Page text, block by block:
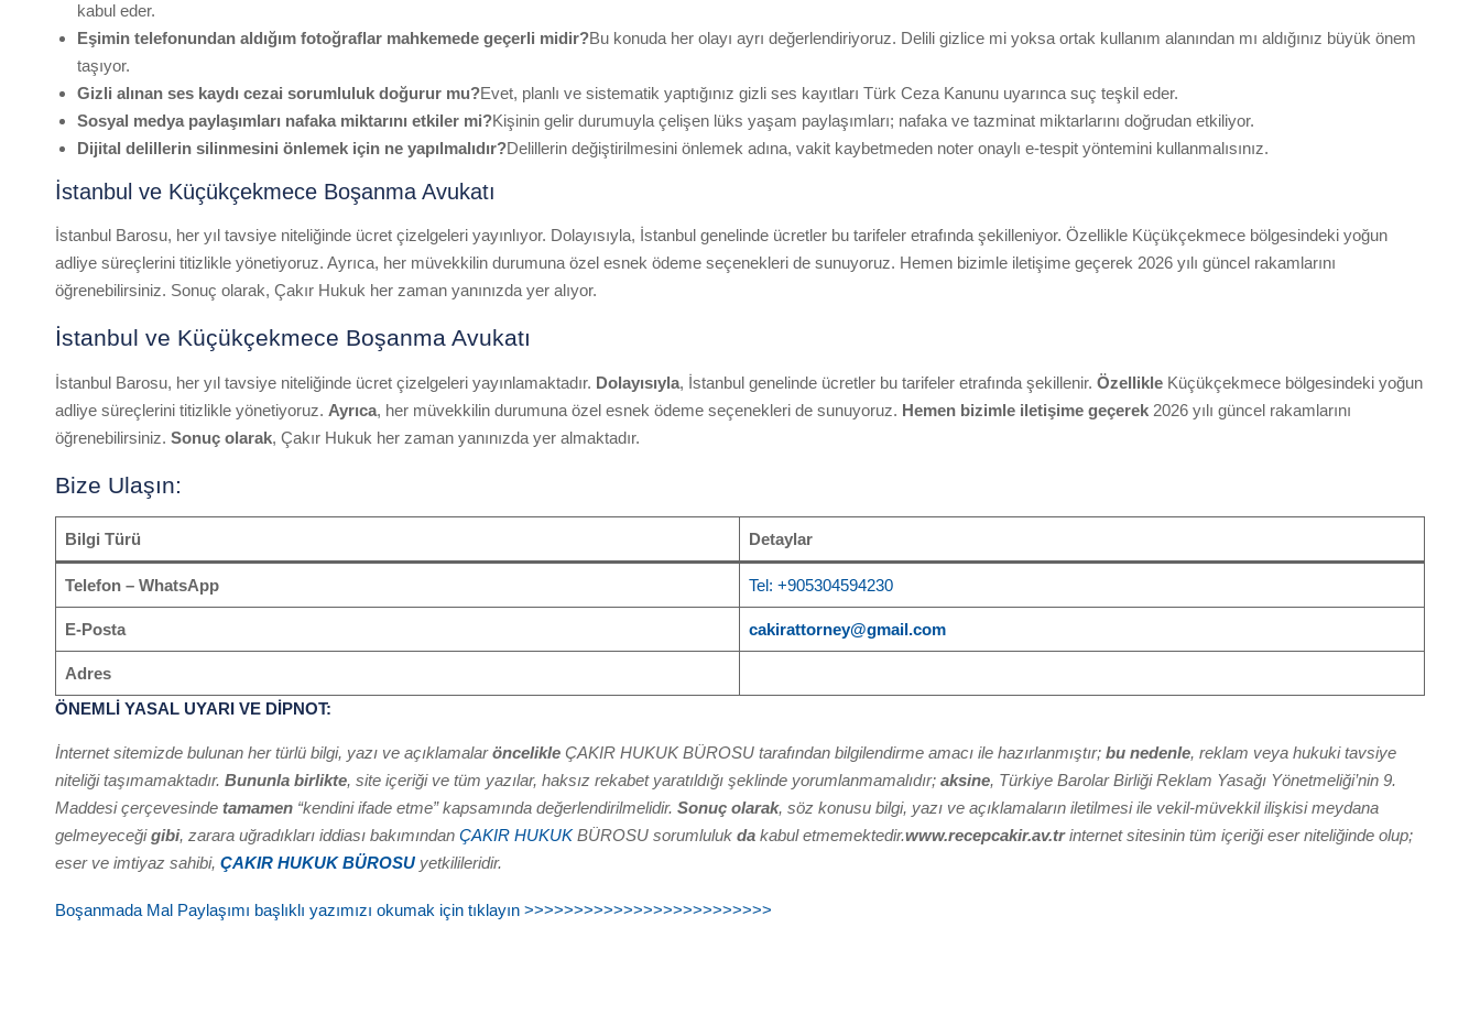
kabul eder.
Eşimin telefonundan aldığım fotoğraflar mahkemede geçerli midir?Bu konuda her olayı ayrı değerlendiriyoruz. Delili gizlice mi yoksa ortak kullanım alanından mı aldığınız büyük önem
taşıyor.
Gizli alınan ses kaydı cezai sorumluluk doğurur mu?Evet, planlı ve sistematik yaptığınız gizli ses kayıtları Türk Ceza Kanunu uyarınca suç teşkil eder.
Sosyal medya paylaşımları nafaka miktarını etkiler mi?Kişinin gelir durumuyla çelişen lüks yaşam paylaşımları; nafaka ve tazminat miktarlarını doğrudan etkiliyor.
Dijital delillerin silinmesini önlemek için ne yapılmalıdır?Delillerin değiştirilmesini önlemek adına, vakit kaybetmeden noter onaylı e-tespit yöntemini kullanmalısınız.
İstanbul ve Küçükçekmece Boşanma Avukatı
İstanbul Barosu, her yıl tavsiye niteliğinde ücret çizelgeleri yayınlıyor. Dolayısıyla, İstanbul genelinde ücretler bu tarifeler etrafında şekilleniyor. Özellikle Küçükçekmece bölgesindeki yoğun
adliye süreçlerini titizlikle yönetiyoruz. Ayrıca, her müvekkilin durumuna özel esnek ödeme seçenekleri de sunuyoruz. Hemen bizimle iletişime geçerek 2026 yılı güncel rakamlarını
öğrenebilirsiniz. Sonuç olarak, Çakır Hukuk her zaman yanınızda yer alıyor.
İstanbul ve Küçükçekmece Boşanma Avukatı
İstanbul Barosu, her yıl tavsiye niteliğinde ücret çizelgeleri yayınlamaktadır. Dolayısıyla, İstanbul genelinde ücretler bu tarifeler etrafında şekillenir. Özellikle Küçükçekmece bölgesindeki yoğun
adliye süreçlerini titizlikle yönetiyoruz. Ayrıca, her müvekkilin durumuna özel esnek ödeme seçenekleri de sunuyoruz. Hemen bizimle iletişime geçerek 2026 yılı güncel rakamlarını
öğrenebilirsiniz. Sonuç olarak, Çakır Hukuk her zaman yanınızda yer almaktadır.
Bize Ulaşın:
Bilgi Türü Detaylar
Telefon – WhatsApp Tel: +905304594230
E-Posta cakirattorney@gmail.com
Adres
ÖNEMLİ YASAL UYARI VE DİPNOT:
İnternet sitemizde bulunan her türlü bilgi, yazı ve açıklamalaröncelikle ÇAKIR HUKUK BÜROSU tarafından bilgilendirme amacı ile hazırlanmıştır; bu nedenle, reklam veya hukuki tavsiye
niteliği taşımamaktadır. Bununla birlikte, site içeriği ve tüm yazılar, haksız rekabet yaratıldığı şeklinde yorumlanmamalıdır; aksine, Türkiye Barolar Birliği Reklam Yasağı Yönetmeliği’nin 9.
Maddesi çerçevesinde tamamen “kendini ifade etme” kapsamında değerlendirilmelidir. Sonuç olarak, söz konusu bilgi, yazı ve açıklamaların iletilmesi ile vekil-müvekkil ilişkisi meydana
gelmeyeceğigibi, zarara uğradıkları iddiası bakımından ÇAKIR HUKUKBÜROSU sorumluluk da kabul etmemektedir.www.recepcakir.av.trinternet sitesinin tüm içeriği eser niteliğinde olup;
eser ve imtiyaz sahibi, ÇAKIR HUKUK BÜROSU yetkilileridir.
Boşanmada Mal Paylaşımı başlıklı yazımızı okumak için tıklayın >>>>>>>>>>>>>>>>>>>>>>>>>